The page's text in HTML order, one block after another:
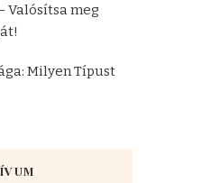
Valósítsa meg
Milyen Típust